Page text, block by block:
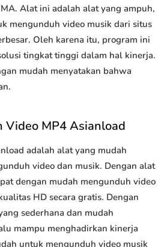
Alat ini adalah alat yang ampuh,
mengunduh video musik dari situs
Oleh karena itu, program ini
tingkat tinggi dalam hal kinerja.
mudah menyatakan bahwa
Video MP4 Asianload
adalah alat yang mudah
video dan musik. Dengan alat
dengan mudah mengunduh video
HD secara gratis. Dengan
sederhana dan mudah
mampu menghadirkan kinerja
untuk mengunduh video musik